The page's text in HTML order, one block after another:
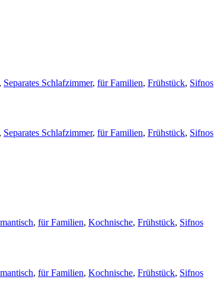
, Separates Schlafzimmer, für Familien, Frühstück, Sifnos
, Separates Schlafzimmer, für Familien, Frühstück, Sifnos
, für Familien, Kochnische, Frühstück, Sifnos
, für Familien, Kochnische, Frühstück, Sifnos